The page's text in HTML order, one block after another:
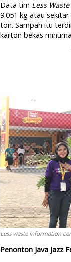
Data tim Less
9.051 kg atau
ton. Sampah itu
karton bekas
Less waste information
Penonton Java Jazz